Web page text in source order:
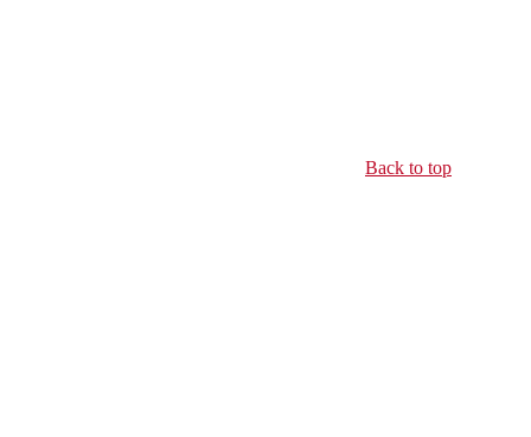
Back to top